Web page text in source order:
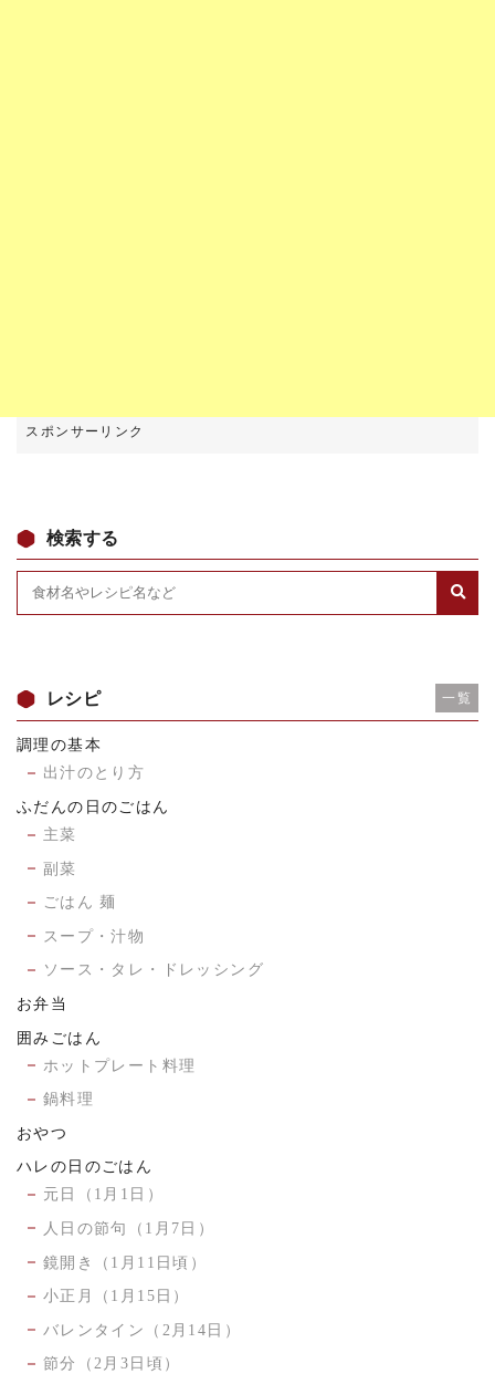
検索する
レシピ 一覧
調理の基本
出汁のとり方
ふだんの日のごはん
主菜
副菜
ごはん 麺
スープ・汁物
ソース・タレ・ドレッシング
お弁当
囲みごはん
ホットプレート料理
鍋料理
おやつ
ハレの日のごはん
元日（1月1日）
人日の節句（1月7日）
鏡開き（1月11日頃）
小正月（1月15日）
バレンタイン（2月14日）
節分（2月3日頃）